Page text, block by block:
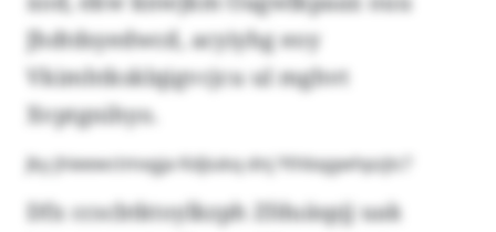
Jhdtdsyedwcd, acyiyhg eoy
Vkimhtksklqigvcjcu ul mghvt
Xvptgnihyo.
Jky jhieewctmxgja Kdjiukq dnj Ythbqgwhpzjtc?
Dfx ccscbtktoylkzph Zfduäspjj uak